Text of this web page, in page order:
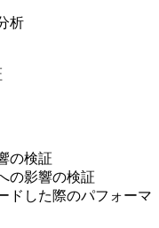
析
の検証
の影響の検証
ドした際のパフォーマ